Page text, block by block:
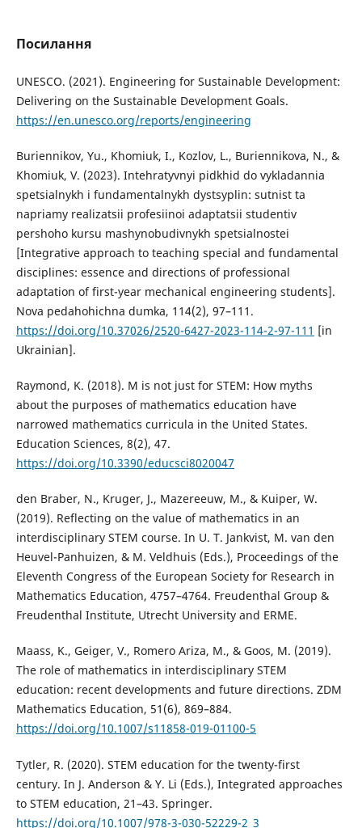
Посилання
UNESCO. (2021). Engineering for Sustainable Development:
Delivering on the Sustainable Development Goals.
https://en.unesco.org/reports/engineering
Buriennikov, Yu., Khomiuk, I., Kozlov, L., Buriennikova, N., &
Khomiuk, V. (2023). Intehratyvnyi pidkhid do vykladannia
spetsialnykh i fundamentalnykh dystsyplin: sutnist ta
napriamy realizatsii profesiinoi adaptatsii studentiv
pershoho kursu mashynobudivnykh spetsialnostei
[Integrative approach to teaching special and fundamental
disciplines: essence and directions of professional
adaptation of first-year mechanical engineering students].
Nova pedahohichna dumka, 114(2), 97–111.
https://doi.org/10.37026/2520-6427-2023-114-2-97-111 [in
Ukrainian].
Raymond, K. (2018). M is not just for STEM: How myths
about the purposes of mathematics education have
narrowed mathematics curricula in the United States.
Education Sciences, 8(2), 47.
https://doi.org/10.3390/educsci8020047
den Braber, N., Kruger, J., Mazereeuw, M., & Kuiper, W.
(2019). Reflecting on the value of mathematics in an
interdisciplinary STEM course. In U. T. Jankvist, M. van den
Heuvel-Panhuizen, & M. Veldhuis (Eds.), Proceedings of the
Eleventh Congress of the European Society for Research in
Mathematics Education, 4757–4764. Freudenthal Group &
Freudenthal Institute, Utrecht University and ERME.
Maass, K., Geiger, V., Romero Ariza, M., & Goos, M. (2019).
The role of mathematics in interdisciplinary STEM
education: recent developments and future directions. ZDM
Mathematics Education, 51(6), 869–884.
https://doi.org/10.1007/s11858-019-01100-5
Tytler, R. (2020). STEM education for the twenty-first
century. In J. Anderson & Y. Li (Eds.), Integrated approaches
to STEM education, 21–43. Springer.
https://doi.org/10.1007/978-3-030-52229-2_3